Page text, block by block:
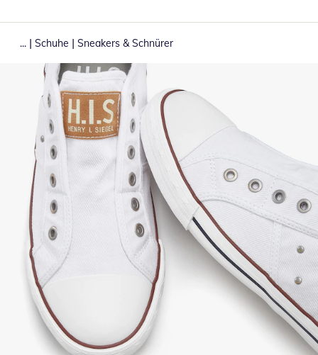
... | Schuhe | Sneakers & Schnürer